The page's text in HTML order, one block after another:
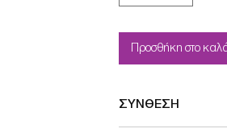
Προσθήκη στο
ΣΥΝΘΕΣΗ